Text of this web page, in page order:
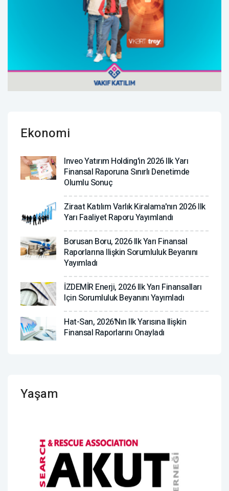
Ekonomi
Inveo Yatırım Holding'in 2026 Ilk Yarı
Finansal Raporuna Sınırlı Denetimde
Olumlu Sonuç
Ziraat Katılım Varlık Kiralama'nın 2026 Ilk
Yarı Faaliyet Raporu Yayımlandı
Borusan Boru, 2026 Ilk Yarı Finansal
Raporlarına Ilişkin Sorumluluk Beyanını
Yayımladı
İZDEMİR Enerji, 2026 Ilk Yarı Finansalları
Için Sorumluluk Beyanını Yayımladı
Hat-San, 2026'nın Ilk Yarısına Ilişkin
Finansal Raporlarını Onayladı
Yaşam